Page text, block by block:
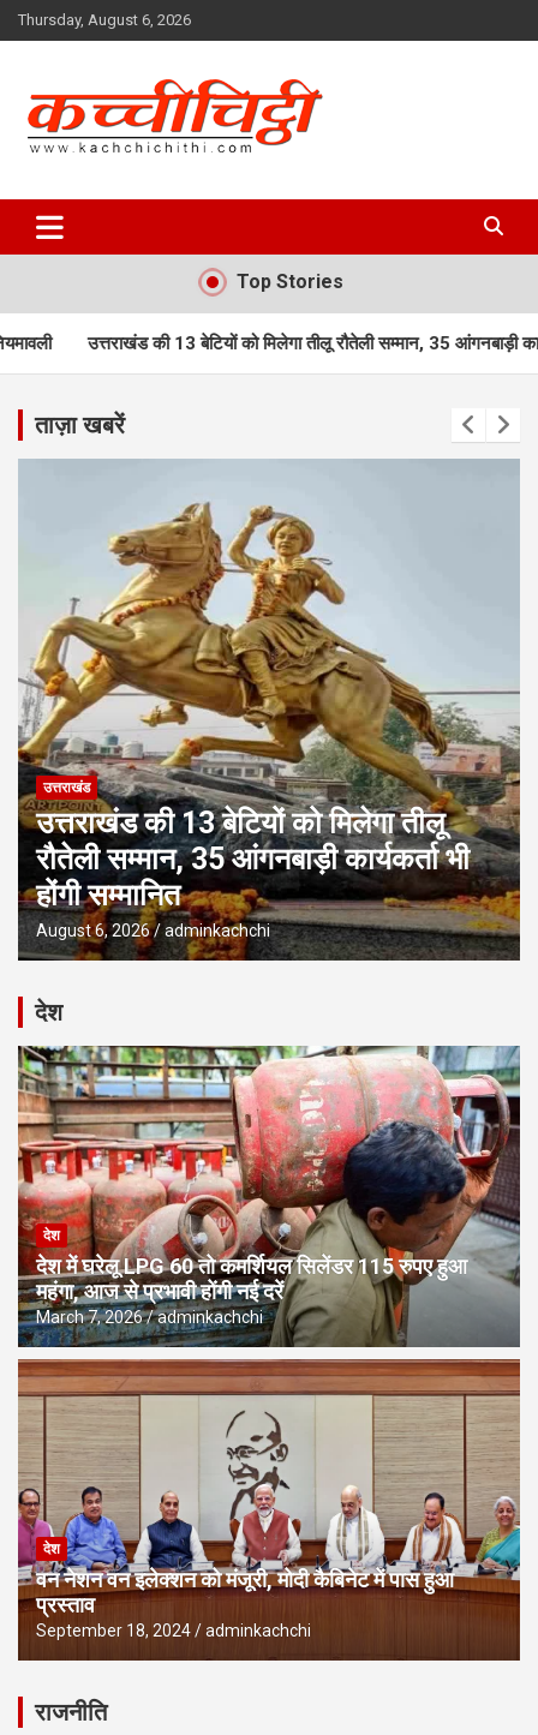
Skip
to
Thursday, August 6, 2026
Kachchichithi
Top Stories
13 बेटियों को मिलेगा तीलू रौतेली सम्मान, 35 आंगनबाड़ी कार्यकर्ता भी होंगी सम्मानित
ताज़ा खबरें
उत्तराखंड
उत्तराखंड की 13 बेटियों को मिलेगा तीलू
रौतेली सम्मान, 35 आंगनबाड़ी कार्यकर्ता भी
होंगी सम्मानित
August 6, 2026 adminkachchi
देश
देश
देश में घरेलू LPG 60 तो कमर्शियल सिलेंडर 115 रुपए हुआ
महंगा, आज से प्रभावी होंगी नई दरें
March 7, 2026 adminkachchi
देश
वन नेशन वन इलेक्शन को मंजूरी, मोदी कैबिनेट में पास हुआ
प्रस्ताव
September 18, 2024 adminkachchi
राजनीति